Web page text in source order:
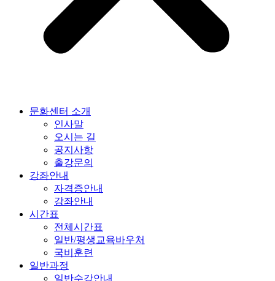
문화센터 소개
인사말
오시는 길
공지사항
출강문의
강좌안내
자격증안내
강좌안내
시간표
전체시간표
일반/평생교육바우처
국비훈련
일반과정
일반수강안내